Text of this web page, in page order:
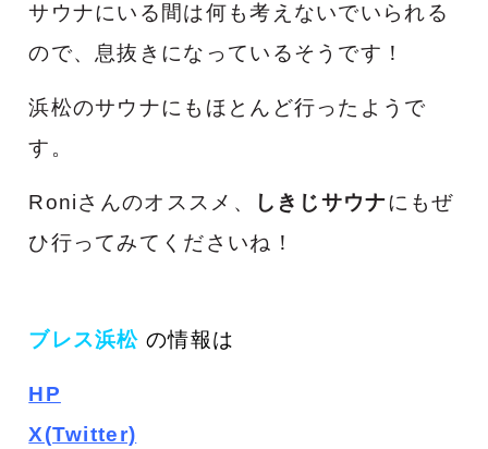
サウナにいる間は何も考えないでいられる
ので、息抜きになっているそうです！
浜松のサウナにもほとんど行ったようで
す。
Roniさんのオススメ、 しきじサウナにもぜ
ひ行ってみてくださいね！
ブレス浜松の情報は
HP
X(Twitter)